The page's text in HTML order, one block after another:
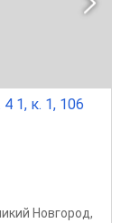
1, к. 1, 106
Новгород,